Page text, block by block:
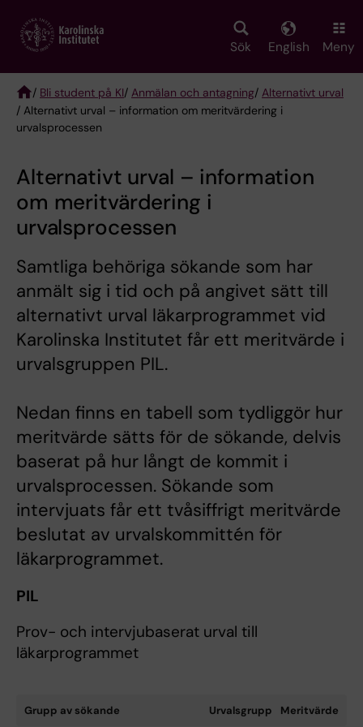
main
Sök English Meny
Breadcrumb
/ Bli student på KI/ Anmälan och antagning/ Alternativt urval
/ Alternativt urval – information om meritvärdering i
urvalsprocessen
Alternativt urval – information
om meritvärdering i
urvalsprocessen
Samtliga behöriga sökande som har
anmält sig i tid och på angivet sätt till
alternativt urval läkarprogrammet vid
Karolinska Institutet får ett meritvärde i
urvalsgruppen PIL.
Nedan finns en tabell som tydliggör hur
meritvärde sätts för de sökande, delvis
baserat på hur långt de kommit i
urvalsprocessen. Sökande som
intervjuats får ett tvåsiffrigt meritvärde
beslutat av urvalskommittén för
läkarprogrammet.
PIL
Prov- och intervjubaserat urval till
läkarprogrammet
Grupp av sökande Urvalsgrupp Meritvärde